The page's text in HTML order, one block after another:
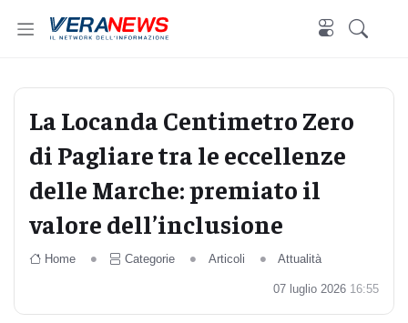
La Locanda Centimetro Zero
di Pagliare tra le eccellenze
delle Marche: premiato il
valore dell’inclusione
Home Categorie Articoli Attualità
07 luglio 2026 16:55